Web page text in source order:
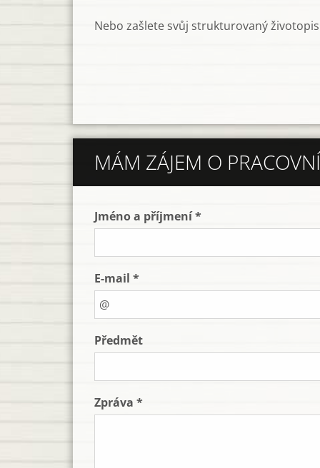
Nebo zašlete svůj strukturovaný
MÁM ZÁJEM O
Jméno a příjmení *
E-mail *
Předmět
Zpráva *